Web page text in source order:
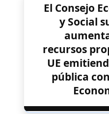
El Consejo
y Social
recursos
UE
pública